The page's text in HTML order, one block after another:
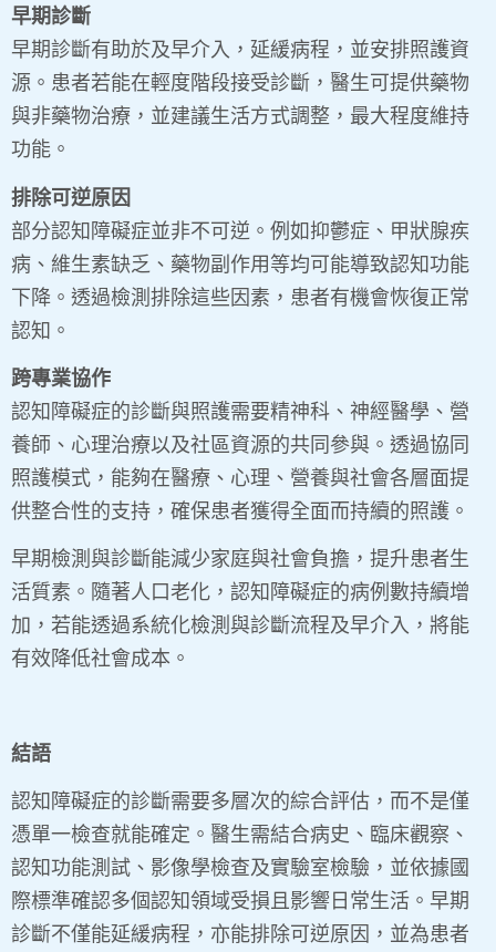
早期診斷
早期診斷有助於及早介入，延緩病程，並安排照護資
源。患者若能在輕度階段接受診斷，醫生可提供藥物
與非藥物治療，並建議生活方式調整，最大程度維持
功能。
排除可逆原因
部分認知障礙症並非不可逆。例如抑鬱症、甲狀腺疾
病、維生素缺乏、藥物副作用等均可能導致認知功能
下降。透過檢測排除這些因素，患者有機會恢復正常
認知。
跨專業協作
認知障礙症的診斷與照護需要精神科、神經醫學、營
養師、心理治療以及社區資源的共同參與。透過協同
照護模式，能夠在醫療、心理、營養與社會各層面提
供整合性的支持，確保患者獲得全面而持續的照護。
早期檢測與診斷能減少家庭與社會負擔，提升患者生
活質素。隨著人口老化，認知障礙症的病例數持續增
加，若能透過系統化檢測與診斷流程及早介入，將能
有效降低社會成本。
結語
認知障礙症的診斷需要多層次的綜合評估，而不是僅
憑單一檢查就能確定。醫生需結合病史、臨床觀察、
認知功能測試、影像學檢查及實驗室檢驗，並依據國
際標準確認多個認知領域受損且影響日常生活。早期
診斷不僅能延緩病程，亦能排除可逆原因，並為患者